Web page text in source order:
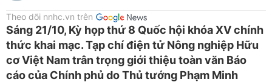
Theo dõi nnhc.vn trên
Sáng 21/10, Kỳ họp thứ 8 Quốc hội khóa XV chính
thức khai mạc. Tạp chí điện tử Nông nghiệp Hữu
cơ Việt Nam trân trọng giới thiệu toàn văn Báo
cáo của Chính phủ do Thủ tướng Phạm Minh